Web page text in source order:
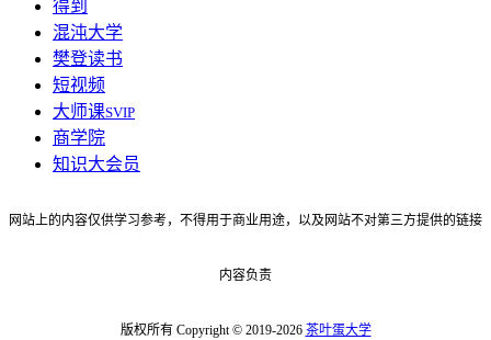
得到
混沌大学
樊登读书
短视频
大师课SVIP
商学院
知识大会员
网站上的内容仅供学习参考，不得用于商业用途，以及网站不对第三方提供的链接
内容负责
版权所有 Copyright © 2019-2026 茶叶蛋大学